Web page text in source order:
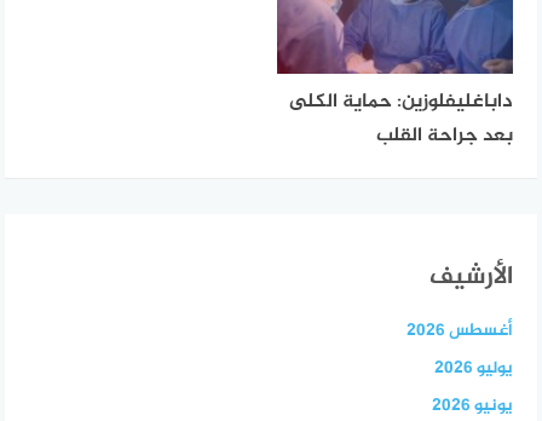
داباغليفلوزين: حماية الكلى
بعد جراحة القلب
الأرشيف
أغسطس 2026
يوليو 2026
يونيو 2026